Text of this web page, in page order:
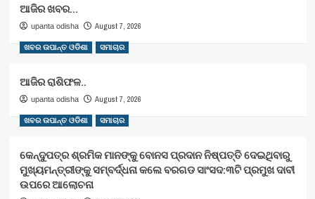
ଆଜିର ଖବର…
upanta odisha August 7, 2026
ଖବର ଉପାନ୍ତ ଓଡିଶା ସମାଚାର
ଆଜିର ରାଶିଫଳ..
upanta odisha August 7, 2026
ଖବର ଉପାନ୍ତ ଓଡିଶା ସମାଚାର
କେନ୍ଦୁପତ୍ର ଶ୍ରମିକ ମାନଙ୍କୁ ବୋନସ ପ୍ରଦାନ ନିଷ୍ପତ୍ତି ଦେଇଥିବାରୁ
ମୁଖ୍ୟମନ୍ତ୍ରୀଙ୍କୁ ସମ୍ବର୍ଦ୍ଧନା କଲେ ବରଗଡ ସାଂସଦ:୩ଟି ପ୍ରମୁଖ ଦାବୀ
ଉପରେ ଆଲୋଚନା